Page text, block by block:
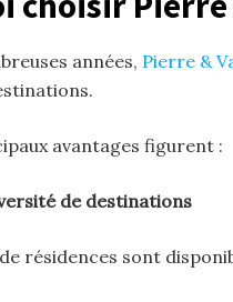
années, Pierre &
avantages figurent :
de destinations
résidences sont